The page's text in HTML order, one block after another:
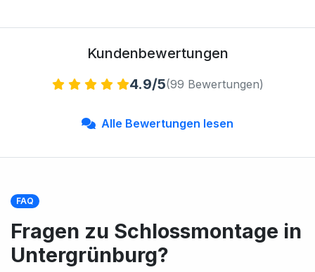
Kundenbewertungen
4.9/5(99 Bewertungen)
Alle Bewertungen lesen
FAQ
Fragen zu Schlossmontage in
Untergrünburg?